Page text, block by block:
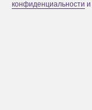
конфиденциальности и